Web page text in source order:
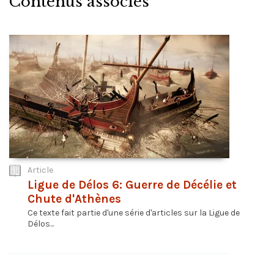
Article
Ligue de Délos 6: Guerre de Décélie et
Chute d'Athènes
Ce texte fait partie d'une série d'articles sur la Ligue de
Délos...